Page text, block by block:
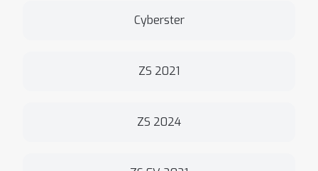
Cyberster
ZS 2021
ZS 2024